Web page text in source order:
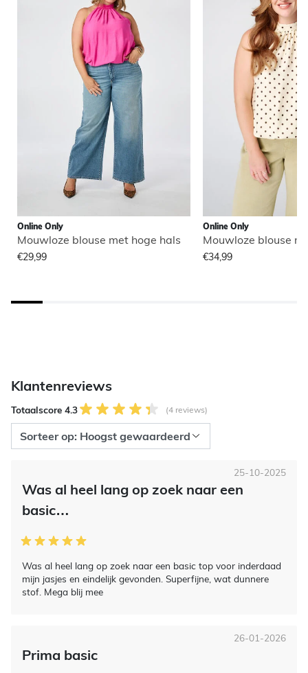
Online Only
Mouwloze blouse met hoge hals
€29,99
Online Only
Mouwloze blouse
€34,99
Klantenreviews
Totaalscore 4.3 (4 reviews)
Was al heel lang op zoek naar een
basic…
Was al heel lang op zoek naar een basic top voor inderdaad
mijn jasjes en eindelijk gevonden. Superfijne, wat dunnere
stof. Mega blij mee
25-10-2025
Prima basic
26-01-2026